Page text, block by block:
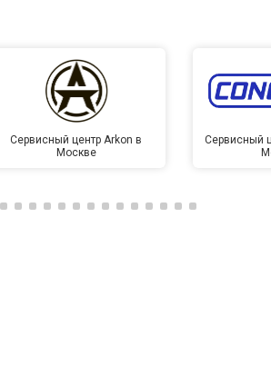
Сервисный центр Arkon в
Москве
Сервисный